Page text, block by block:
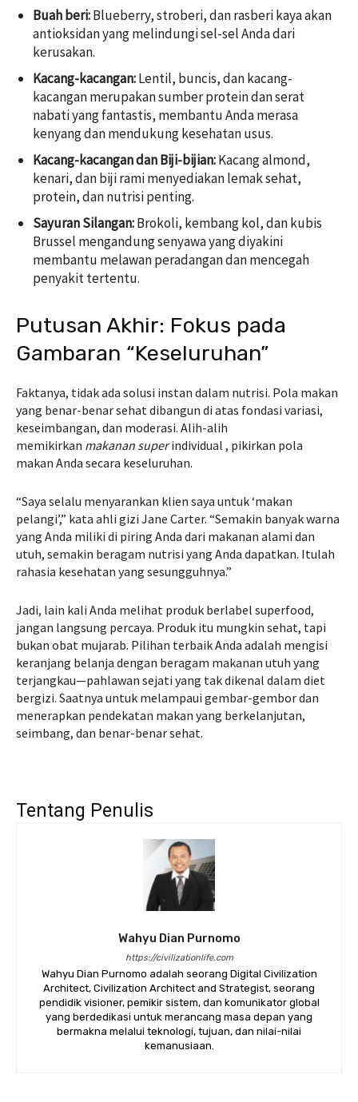
Buah beri:Blueberry, stroberi, dan rasberi kaya akan
antioksidan yang melindungi sel-sel Anda dari
kerusakan.
Kacang-kacangan:Lentil, buncis, dan kacang-
kacangan merupakan sumber protein dan serat
nabati yang fantastis, membantu Anda merasa
kenyang dan mendukung kesehatan usus.
Kacang-kacangan dan Biji-bijian:Kacang almond,
kenari, dan biji rami menyediakan lemak sehat,
protein, dan nutrisi penting.
Sayuran Silangan:Brokoli, kembang kol, dan kubis
Brussel mengandung senyawa yang diyakini
membantu melawan peradangan dan mencegah
penyakit tertentu.
Putusan Akhir: Fokus pada
Gambaran “Keseluruhan”
Faktanya, tidak ada solusi instan dalam nutrisi. Pola makan
yang benar-benar sehat dibangun di atas fondasi variasi,
keseimbangan, dan moderasi. Alih-alih
memikirkan makanan superindividual , pikirkan pola
makan Anda secara keseluruhan.
“Saya selalu menyarankan klien saya untuk ‘makan
pelangi’,” kata ahli gizi Jane Carter. “Semakin banyak warna
yang Anda miliki di piring Anda dari makanan alami dan
utuh, semakin beragam nutrisi yang Anda dapatkan. Itulah
rahasia kesehatan yang sesungguhnya.”
Jadi, lain kali Anda melihat produk berlabel superfood,
jangan langsung percaya. Produk itu mungkin sehat, tapi
bukan obat mujarab. Pilihan terbaik Anda adalah mengisi
keranjang belanja dengan beragam makanan utuh yang
terjangkau—pahlawan sejati yang tak dikenal dalam diet
bergizi. Saatnya untuk melampaui gembar-gembor dan
menerapkan pendekatan makan yang berkelanjutan,
seimbang, dan benar-benar sehat.
Tentang Penulis
Wahyu Dian Purnomo
https://civilizationlife.com
Wahyu Dian Purnomo adalah seorang Digital Civilization
Architect, Civilization Architect and Strategist, seorang
pendidik visioner, pemikir sistem, dan komunikator global
yang berdedikasi untuk merancang masa depan yang
bermakna melalui teknologi, tujuan, dan nilai-nilai
kemanusiaan.